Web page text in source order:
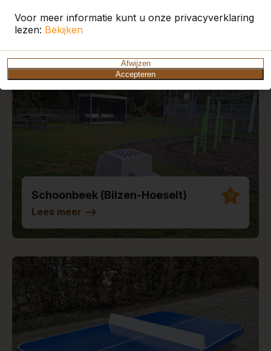
Voor meer informatie kunt u onze privacyverklaring
lezen: Bekijken
Afwijzen
Accepteren
Schoonbeek (Bilzen-Hoeselt) 10
Lees meer -->